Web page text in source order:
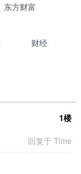
东方财富
财经
回复于 Time
1楼